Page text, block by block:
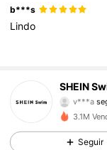
b***s
Lindo
SHEIN
v***a
m***e
3.1M
Seguir